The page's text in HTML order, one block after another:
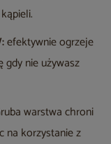
efektywnie ogrzeje
gdy nie używasz
warstwa chroni
na korzystanie z